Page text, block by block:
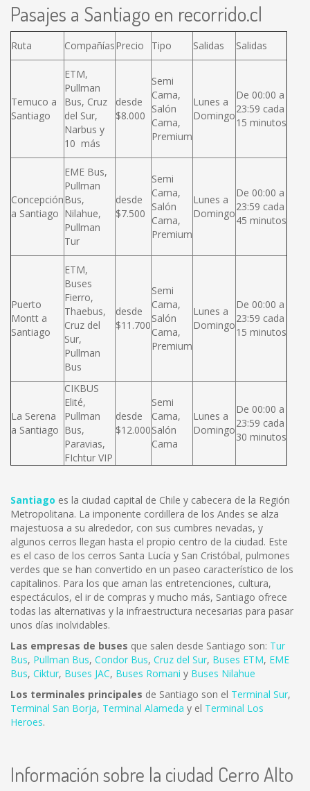
Pasajes a Santiago en recorrido.cl
Ruta CompañíasPrecio Tipo Salidas Salidas
Temuco a
Santiago
ETM,
Pullman
Bus, Cruz
del Sur,
Narbus y
10 más
desde
$8.000
Semi
Cama,
Salón
Cama,
Premium
Lunes a
Domingo
De 00:00 a
23:59 cada
15 minutos
Concepción
a Santiago
EME Bus,
Pullman
Bus,
Nilahue,
Pullman
Tur
desde
$7.500
Semi
Cama,
Salón
Cama,
Premium
Lunes a
Domingo
De 00:00 a
23:59 cada
45 minutos
Puerto
Montt a
Santiago
ETM,
Buses
Fierro,
Thaebus,
Cruz del
Sur,
Pullman
Bus
desde
$11.700
Semi
Cama,
Salón
Cama,
Premium
Lunes a
Domingo
De 00:00 a
23:59 cada
15 minutos
La Serena
a Santiago
CIKBUS
Elité,
Pullman
Bus,
Paravias,
FIchtur VIP
desde
$12.000
Semi
Cama,
Salón
Cama
Lunes a
Domingo
De 00:00 a
23:59 cada
30 minutos
Santiago es la ciudad capital de Chile y cabecera de la Región
Metropolitana. La imponente cordillera de los Andes se alza
majestuosa a su alrededor, con sus cumbres nevadas, y
algunos cerros llegan hasta el propio centro de la ciudad. Este
es el caso de los cerros Santa Lucía y San Cristóbal, pulmones
verdes que se han convertido en un paseo característico de los
capitalinos. Para los que aman las entretenciones, cultura,
espectáculos, el ir de compras y mucho más, Santiago ofrece
todas las alternativas y la infraestructura necesarias para pasar
unos días inolvidables.
Las empresas de buses que salen desde Santiago son: Tur
Bus, Pullman Bus, Condor Bus, Cruz del Sur, Buses ETM, EME
Bus, Ciktur, Buses JAC, Buses Romani y Buses Nilahue
Los terminales principales de Santiago son el Terminal Sur,
Terminal San Borja, Terminal Alameda y el Terminal Los
Heroes.
Información sobre la ciudad Cerro Alto